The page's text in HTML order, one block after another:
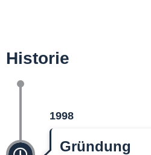
Historie
1998
Gründung